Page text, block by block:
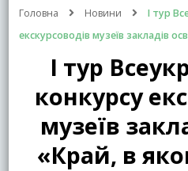
Головна Новини
І тур
екскурсоводів музеїв закладів
І тур
конкурсу
музеїв
«Край, в